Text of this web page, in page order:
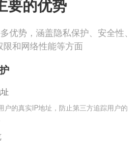
要的优势
优势，涵盖隐私保护、安全性、
限和网络性能等方面
户的真实IP地址，防止第三方追踪用户的